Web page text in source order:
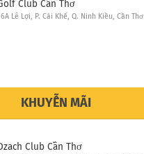
Club Cần Thơ
Lê Lợi, P. Cái Khế, Q. Ninh Kiều, Cần Thơ
KHUYỄN MÃI
Club Cần Thơ